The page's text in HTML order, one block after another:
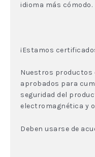
idioma más cómodo.
¡Estamos
Nuestros productos
aprobados para
seguridad del
electromagnética y
Deben usarse de